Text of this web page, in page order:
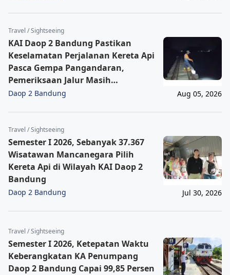
Travel / Sightseeing
KAI Daop 2 Bandung Pastikan
Keselamatan Perjalanan Kereta Api
Pasca Gempa Pangandaran,
Pemeriksaan Jalur Masih
Berlangsung
Daop 2 Bandung Aug 05, 2026
Travel / Sightseeing
Semester I 2026, Sebanyak 37.367
Wisatawan Mancanegara Pilih
Kereta Api di Wilayah KAI Daop 2
Bandung
Daop 2 Bandung Jul 30, 2026
Travel / Sightseeing
Semester I 2026, Ketepatan Waktu
Keberangkatan KA Penumpang
Daop 2 Bandung Capai 99,85 Persen